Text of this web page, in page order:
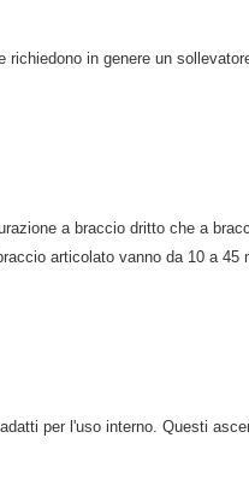
in genere un
a braccio dritto che a
articolato vanno da 10 a
per l'uso interno. Questi